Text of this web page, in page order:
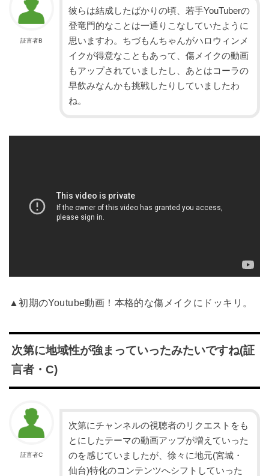
証言者B
彼らは結成したばかりの頃、若手YouTuberの
登竜門的なことは一通りこなしていたように
思いますわ。ちづもんちゃんがハロウィンメ
イクが得意なこともあって、傷メイクの動画
もアップされていましたし、あとはコーラの
早飲みなんかも挑戦したりしていましたわ
ね。
▲初期のYoutube動画！本格的な傷メイクにドッキリ。
次第に地域性が強まっていったみたいですね(証
言者・C)
証言者C
次第にチャンネルの視聴者のリクエストをも
とにしたテーマの動画アップが増えていった
のを感じていましたが、徐々に地元(宮城・
仙台)特化のコンテンツへシフトしていった